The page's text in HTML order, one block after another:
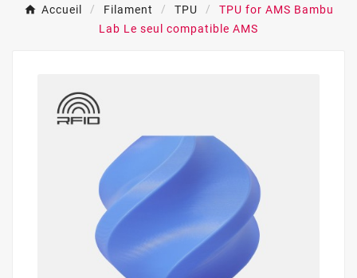
Accueil Filament TPU
TPU for AMS Bambu
Lab Le seul compatible AMS